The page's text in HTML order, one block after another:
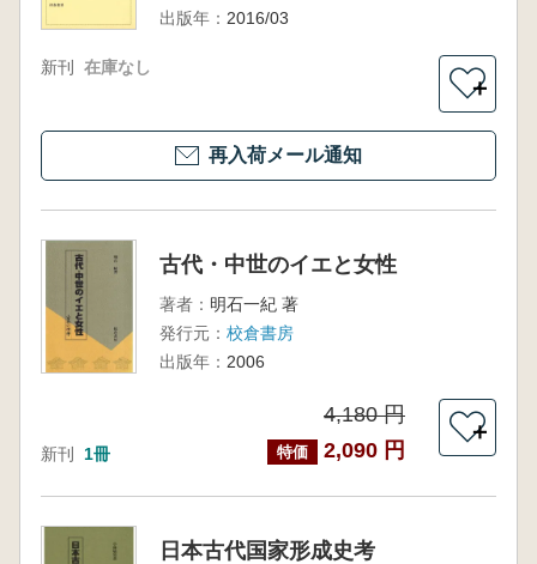
出版年： 2016/03
新刊 在庫なし
＋
再入荷メール通知
古代・中世のイエと女性
著者： 明石一紀 著
発行元： 校倉書房
出版年： 2006
新刊 1冊
4,180 円
特価 2,090 円
＋
日本古代国家形成史考